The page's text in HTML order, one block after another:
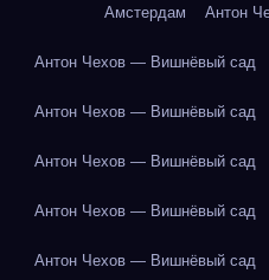
Амстердам Антон
Антон Чехов — Вишнёвый сад
Антон Чехов — Вишнёвый сад
Антон Чехов — Вишнёвый сад
Антон Чехов — Вишнёвый сад
Антон Чехов — Вишнёвый сад